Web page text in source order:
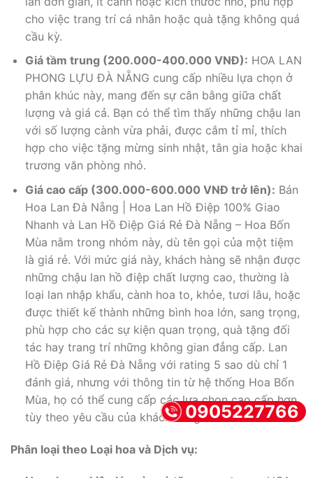
cho việc trang trí cá nhân hoặc quà tặng không quá
cầu kỳ.
Giá tầm trung (200.000-400.000 VNĐ): HOA LAN
PHONG LỰU ĐÀ NẴNG cung cấp nhiều lựa chọn ở
phân khúc này, mang đến sự cân bằng giữa chất
lượng và giá cả. Bạn có thể tìm thấy những chậu lan
với số lượng cành vừa phải, được cắm tỉ mỉ, thích
hợp cho việc tặng mừng sinh nhật, tân gia hoặc khai
trương văn phòng nhỏ.
Giá cao cấp (300.000-600.000 VNĐ trở lên): Bán
Hoa Lan Đà Nẵng | Hoa Lan Hồ Điệp 100% Giao
Nhanh và Lan Hồ Điệp Giá Rẻ Đà Nẵng – Hoa Bốn
Mùa nằm trong nhóm này, dù tên gọi của một tiệm
là giá rẻ. Với mức giá này, khách hàng sẽ nhận được
những chậu lan hồ điệp chất lượng cao, thường là
loại lan nhập khẩu, cành hoa to, khỏe, tươi lâu, hoặc
được thiết kế thành những bình hoa lớn, sang trọng,
phù hợp cho các sự kiện quan trọng, quà tặng đối
tác hay trang trí những không gian đẳng cấp. Lan
Hồ Điệp Giá Rẻ Đà Nẵng với rating 5 sao dù chỉ 1
đánh giá, nhưng với thông tin từ hệ thống Hoa Bốn
Mùa, họ có thể cung cấp các lựa chọn cao cấp hơn
tùy theo yêu cầu của khách hàng.
Phân loại theo Loại hoa và Dịch vụ:
0905227766